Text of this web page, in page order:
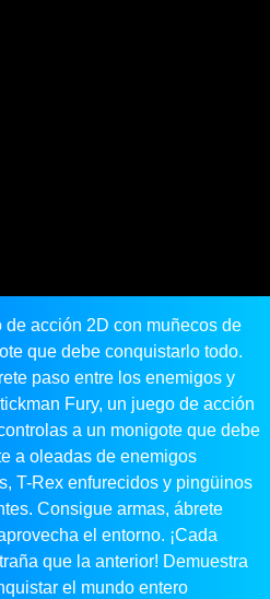
de acción 2D con muñecos de
que debe conquistarlo todo.
paso entre los enemigos y
Fury, un juego de acción
a un monigote que debe
a oleadas de enemigos
T-Rex enfurecidos y pingüinos
Consigue armas, ábrete
el entorno. ¡Cada
que la anterior! Demuestra
el mundo entero